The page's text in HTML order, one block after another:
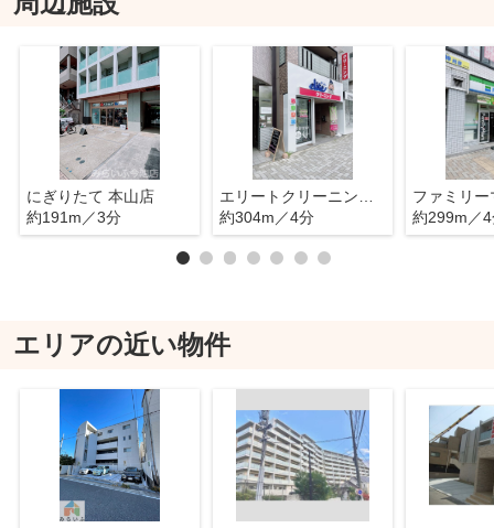
にぎりたて 本山店
約191m／3分
約304m／4分
約299m／
エリアの近い物件